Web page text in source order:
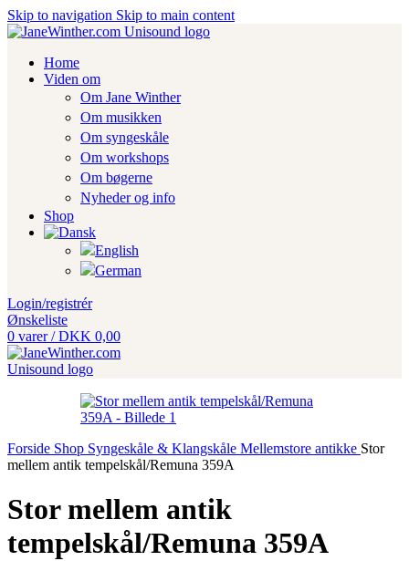
Skip to navigation Skip to main content
Home
Viden om
Om Jane Winther
Om musikken
Om syngeskåle
Om workshops
Om bøgerne
Nyheder og info
Shop
Login/registrér
Ønskeliste
0 varer / DKK 0,00
Forside Shop Syngeskåle & Klangskåle Mellemstore antikke Stor
mellem antik tempelskål/Remuna 359A
Stor mellem antik
tempelskål/Remuna 359A